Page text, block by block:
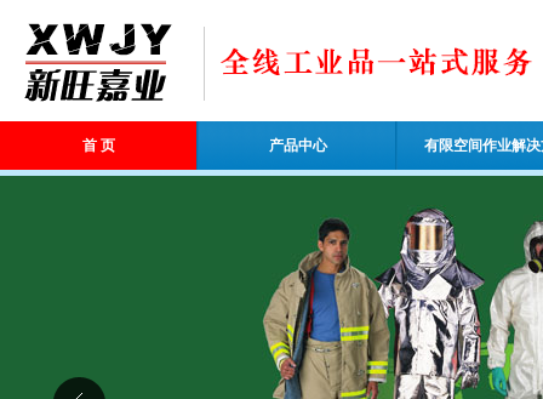
首 页 产品中心 有限空间作业解